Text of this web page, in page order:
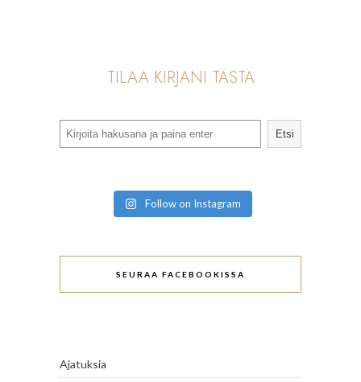
TILAA KIRJANI TÄSTÄ
Etsi
Follow on Instagram
SEURAA FACEBOOKISSA
Ajatuksia